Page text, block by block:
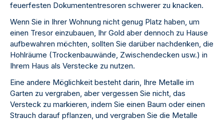
feuerfesten Dokumententresoren schwerer zu knacken.
Wenn Sie in Ihrer Wohnung nicht genug Platz haben, um
einen Tresor einzubauen, Ihr Gold aber dennoch zu Hause
aufbewahren möchten, sollten Sie darüber nachdenken, die
Hohlräume (Trockenbauwände, Zwischendecken usw.) in
Ihrem Haus als Verstecke zu nutzen.
Eine andere Möglichkeit besteht darin, Ihre Metalle im
Garten zu vergraben, aber vergessen Sie nicht, das
Versteck zu markieren, indem Sie einen Baum oder einen
Strauch darauf pflanzen, und vergraben Sie die Metalle